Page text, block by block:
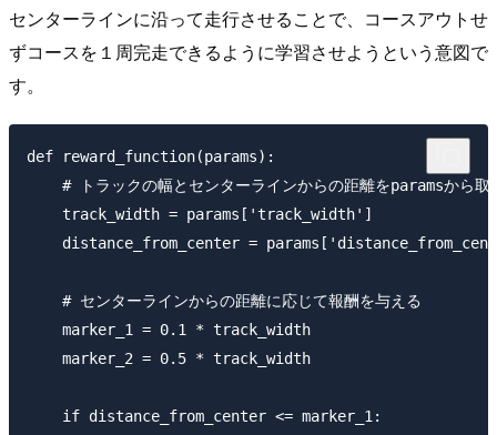
センターラインに沿って走行させることで、コースアウトせ
ずコースを１周完走できるように学習させようという意図で
す。
def reward_function(params):
# トラックの幅とセンターラインからの距離をparamsから取
    track_width = params['track_width']
distance_from_center =
    # センターラインからの距離に応じて報酬を与える
    marker_1 = 0.1 * track_width
    marker_2 = 0.5 * track_width
    if distance_from_center <= marker_1: